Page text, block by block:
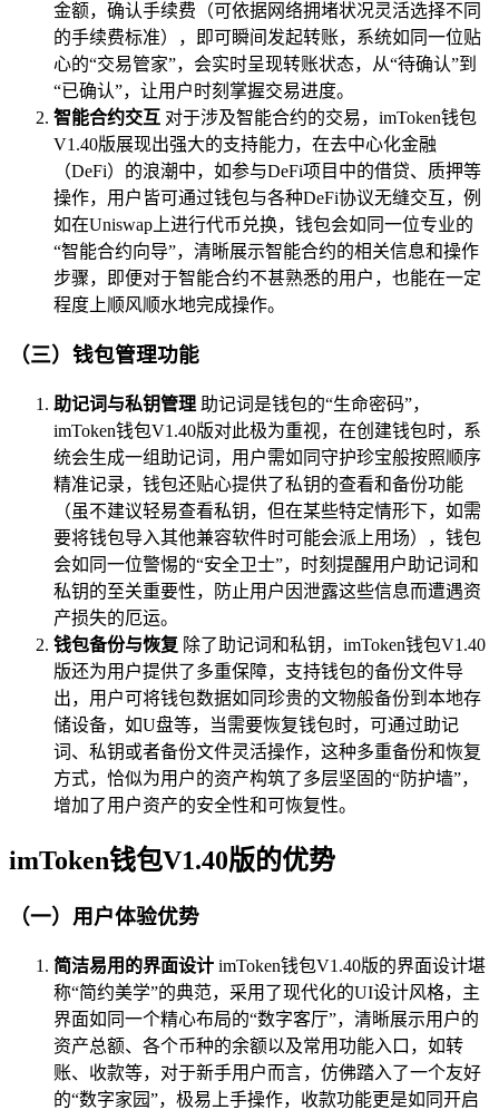
金额，确认手续费（可依据网络拥堵状况灵活选择不同
的手续费标准），即可瞬间发起转账，系统如同一位贴
心的“交易管家”，会实时呈现转账状态，从“待确认”到
“已确认”，让用户时刻掌握交易进度。
智能合约交互 对于涉及智能合约的交易，imToken钱包
V1.40版展现出强大的支持能力，在去中心化金融
（DeFi）的浪潮中，如参与DeFi项目中的借贷、质押等
操作，用户皆可通过钱包与各种DeFi协议无缝交互，例
如在Uniswap上进行代币兑换，钱包会如同一位专业的
“智能合约向导”，清晰展示智能合约的相关信息和操作
步骤，即便对于智能合约不甚熟悉的用户，也能在一定
程度上顺风顺水地完成操作。
（三）钱包管理功能
助记词与私钥管理 助记词是钱包的“生命密码”，
imToken钱包V1.40版对此极为重视，在创建钱包时，系
统会生成一组助记词，用户需如同守护珍宝般按照顺序
精准记录，钱包还贴心提供了私钥的查看和备份功能
（虽不建议轻易查看私钥，但在某些特定情形下，如需
要将钱包导入其他兼容软件时可能会派上用场），钱包
会如同一位警惕的“安全卫士”，时刻提醒用户助记词和
私钥的至关重要性，防止用户因泄露这些信息而遭遇资
产损失的厄运。
钱包备份与恢复 除了助记词和私钥，imToken钱包V1.40
版还为用户提供了多重保障，支持钱包的备份文件导
出，用户可将钱包数据如同珍贵的文物般备份到本地存
储设备，如U盘等，当需要恢复钱包时，可通过助记
词、私钥或者备份文件灵活操作，这种多重备份和恢复
方式，恰似为用户的资产构筑了多层坚固的“防护墙”，
增加了用户资产的安全性和可恢复性。
imToken钱包V1.40版的优势
（一）用户体验优势
简洁易用的界面设计 imToken钱包V1.40版的界面设计堪
称“简约美学”的典范，采用了现代化的UI设计风格，主
界面如同一个精心布局的“数字客厅”，清晰展示用户的
资产总额、各个币种的余额以及常用功能入口，如转
账、收款等，对于新手用户而言，仿佛踏入了一个友好
的“数字家园”，极易上手操作，收款功能更是如同开启